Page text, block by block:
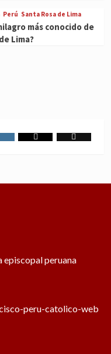
Perú Santa Rosa de Lima
más conocido de
Lima?